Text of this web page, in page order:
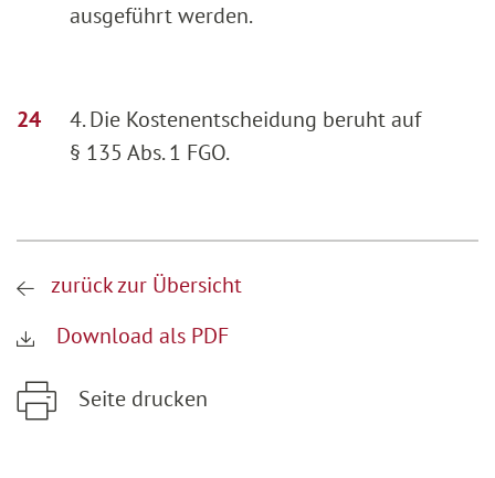
ausgeführt werden.
4. Die Kostenentscheidung beruht auf
§ 135 Abs. 1 FGO.
zurück zur Übersicht
Download als PDF
Seite drucken